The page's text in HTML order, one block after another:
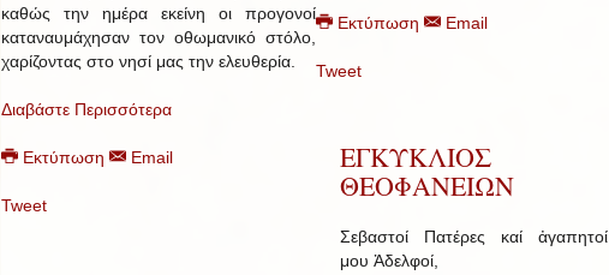
καθώς την ημέρα εκείνη οι προγονοί
καταναυμάχησαν τον οθωμανικό στόλο,
χαρίζοντας στο νησί μας την ελευθερία.
Διαβάστε Περισσότερα
Εκτύπωση Email
Tweet
Εκτύπωση Email
Tweet
ΕΓΚΥΚΛΙΟΣ
ΘΕΟΦΑΝΕΙΩΝ
Σεβαστοί Πατέρες καί ἀγαπητοί
μου Ἀδελφοί,